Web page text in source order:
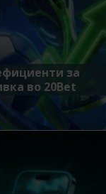
за
во 20Bet